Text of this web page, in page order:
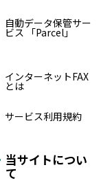
自動データ保管サー
ビス 「Parcel」
インターネットFAX
とは
サービス利用規約
当サイトについ
て